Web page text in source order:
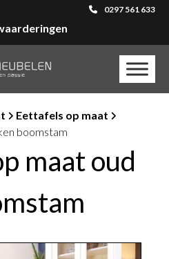
0297 561 633
Eettafels op maat
boomstam
maat oud